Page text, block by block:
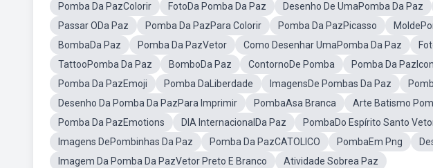
Pomba Da PazColorir
FotoDa Pomba Da Paz Desenho De UmaPomba Da Paz
Passar ODa Paz
Pomba Da PazPara Colorir Pomba Da PazPicasso
BombaDa Paz
Pomba Da PazVetor Como Desenhar UmaPomba Da Paz
TattooPomba Da Paz
BomboDa Paz ContornoDe Pomba Pomba Da PazIcon
Pomba Da PazEmoji
Pomba DaLiberdade ImagensDe Pombas Da Paz
Desenho Da Pomba Da PazPara Imprimir
PombaAsa Branca Arte Batismo
Pomba Da PazEmotions
DIA InternacionalDa Paz PombaDo Espírito Santo
Imagens DePombinhas Da Paz
Pomba Da PazCATOLICO PombaEm Png
Imagem Da Pomba Da PazVetor Preto E Branco
Atividade Sobrea Paz